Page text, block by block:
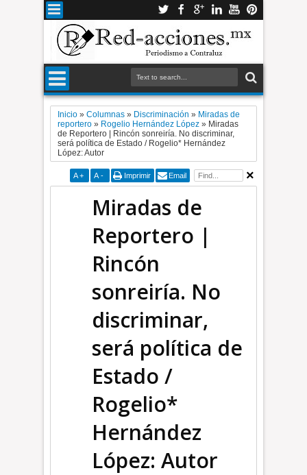
Inicio »Columnas » Discriminación » Miradas de
reportero » Rogelio Hernández López » Miradas
de Reportero | Rincón sonreiría. No discriminar,
será política de Estado / Rogelio* Hernández
López: Autor
A + A - Imprimir Email
Miradas de
Reportero |
Rincón
sonreiría. No
discriminar,
será política de
Estado /
Rogelio*
Hernández
López: Autor